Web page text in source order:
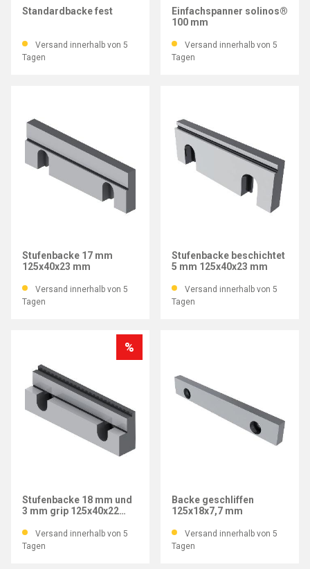
Standardbacke fest
Versand innerhalb von 5
Tagen
Einfachspanner solinos®
100 mm
Versand innerhalb von 5
Tagen
Stufenbacke 17 mm
125x40x23 mm
Versand innerhalb von 5
Tagen
Stufenbacke beschichtet
5 mm 125x40x23 mm
Versand innerhalb von 5
Tagen
%
Stufenbacke 18 mm und
3 mm grip 125x40x22
Versand innerhalb von 5
Tagen
Backe geschliffen
125x18x7,7 mm
Versand innerhalb von 5
Tagen